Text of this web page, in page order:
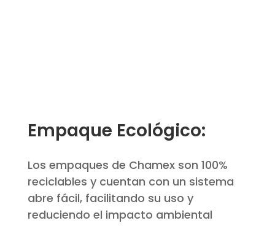
Empaque Ecológico:
Los empaques de Chamex son 100%
reciclables y cuentan con un sistema
abre fácil, facilitando su uso y
reduciendo el impacto ambiental